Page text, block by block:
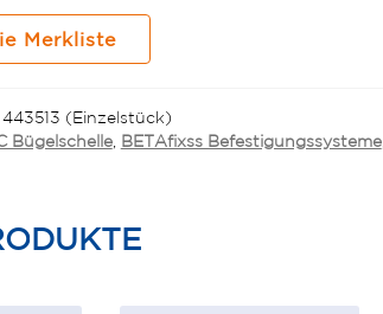
Merkliste
443513 (Einzelstück)
Bügelschelle, BETAfixss Befestigungssysteme,